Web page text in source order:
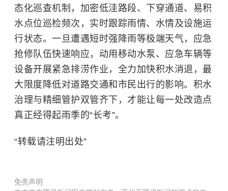
态化巡查机制，加密低洼路段、下穿通道、易积
水点位巡检频次，实时跟踪雨情、水情及设施运
行状态。一旦遭遇短时强降雨等极端天气，应急
抢修队伍快速响应，动用移动水泵、应急车辆等
设备开展紧急排涝作业，全力加快积水消退，最
大限度降低对道路交通和市民出行的影响。积水
治理与精细管护双管齐下，才能让每一处改造点
真正经得起雨季的“长考”。
“转载请注明出处”
免责声明